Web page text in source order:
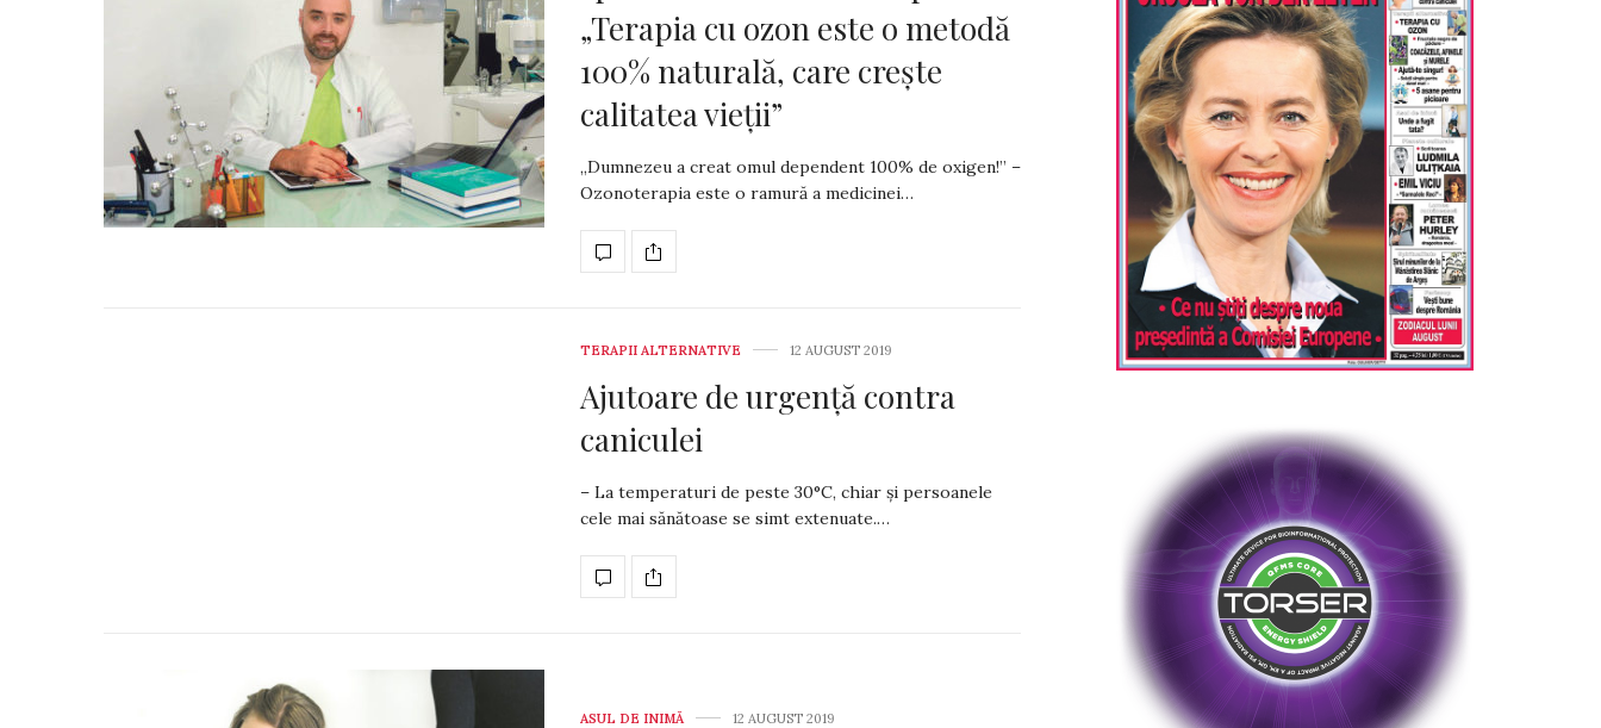
„Terapia cu ozon este o metodă
100% naturală, care crește
calitatea vieții”
„Dumnezeu a creat omul dependent 100% de oxigen!” –
Ozonoterapia este o ramură a medicinei…
TERAPII ALTERNATIVE 12 AUGUST 2019
Ajutoare de urgență contra
caniculei
– La temperaturi de peste 30°C, chiar și persoanele
cele mai sănătoase se simt extenuate.…
ASUL DE INIMĂ 12 AUGUST 2019